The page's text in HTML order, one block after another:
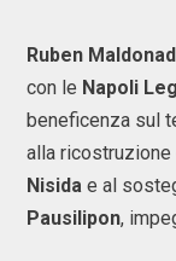
Ruben
con le Napoli
beneficenza sul
alla ricostruzione
Nisida e al
Pausilipon,